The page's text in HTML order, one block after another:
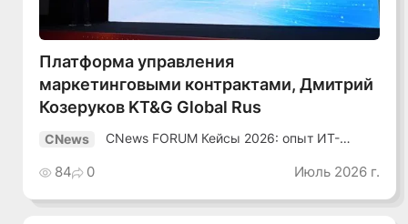
Платформа управления
маркетинговыми контрактами, Дмитрий
Козеруков KT&G Global Rus
CNews
CNews FORUM Кейсы 2026: опыт ИТ-
84 0 Июль 2026 г.